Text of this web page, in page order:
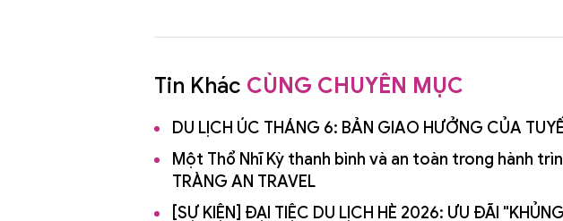
Tin Khác CÙNG CHUYÊN MỤC
DU LỊCH ÚC THÁNG 6: BẢN GIAO HƯỞNG CỦA
Một Thổ Nhĩ Kỳ thanh bình và an toàn trong hành
TRÀNG AN TRAVEL
[SỰ KIỆN] ĐẠI TIỆC DU LỊCH HÈ 2026: ƯU ĐÃI